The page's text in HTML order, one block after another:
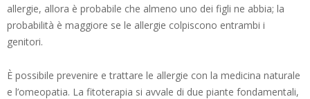
allergie, allora è probabile che almeno uno dei figli ne abbia; la
probabilità è maggiore se le allergie colpiscono entrambi i
genitori.
È possibile prevenire e trattare le allergie con la medicina naturale
e l’omeopatia. La fitoterapia si avvale di due piante fondamentali,